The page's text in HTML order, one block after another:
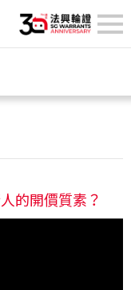
的開價質素？